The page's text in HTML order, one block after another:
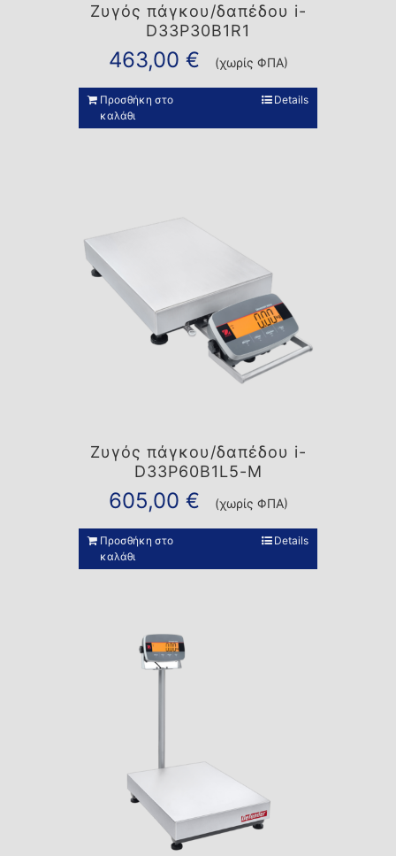
Ζυγός πάγκου/δαπέδου i-
D33P30B1R1
463,00 € (χωρίς ΦΠΑ)
Προσθήκη στο
καλάθι
Details
Ζυγός πάγκου/δαπέδου i-
D33P60B1L5-M
605,00 € (χωρίς ΦΠΑ)
Προσθήκη στο
καλάθι
Details